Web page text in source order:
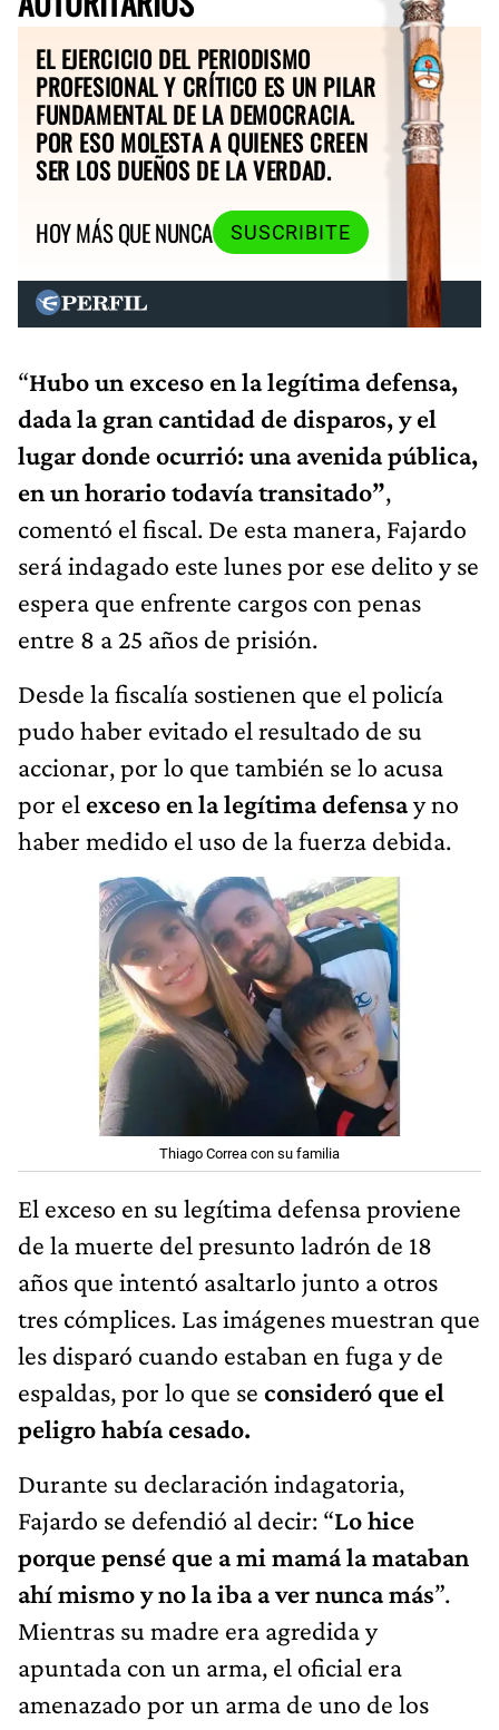
EL EJERCICIO DEL PERIODISMO
PROFESIONAL Y CRÍTICO ES UN PILAR
FUNDAMENTAL DE LA DEMOCRACIA.
POR ESO MOLESTA A QUIENES CREEN
SER LOS DUEÑOS DE LA VERDAD.
HOY MÁS QUE NUNCA
dada la gran cantidad de disparos, y el
lugar donde ocurrió: una avenida pública,
en un horario todavía transitado” ,
comentó el fiscal. De esta manera, Fajardo
será indagado este lunes por ese delito y se
espera que enfrente cargos con penas
entre 8 a 25 años de prisión.
Desde la fiscalía sostienen que el policía
pudo haber evitado el resultado de su
accionar, por lo que también se lo acusa
por elexceso en la legítima defensay no
haber medido el uso de la fuerza debida.
Thiago Correa con su familia
El exceso en su legítima defensa proviene
de la muerte del presunto ladrón de 18
años que intentó asaltarlo junto a otros
tres cómplices. Las imágenes muestran que
les disparó cuando estaban en fuga y de
espaldas, por lo que seconsideró que el
peligro había cesado.
Durante su declaración indagatoria,
Fajardo se defendió al decir: “Lo hice
porque pensé que a mi mamá la mataban
ahí mismo y no la iba a ver nunca más”.
Mientras su madre era agredida y
apuntada con un arma, el oficial era
amenazado por un arma de uno de los
delincuentes.